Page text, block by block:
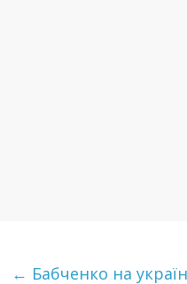
← Бабченко на